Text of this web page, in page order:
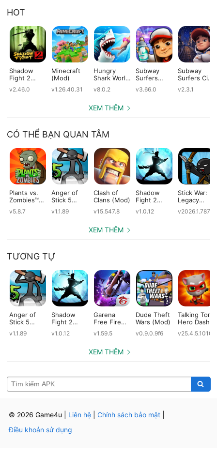
HOT
Shadow
Fight 2
v2.46.0
Minecraft
(Mod)
v1.26.40.31
Hungry
Shark World
v8.0.2
Subway
Surfers
v3.66.0
Subway
Surfers City
v2.3.1
XEM THÊM
CÓ THỂ BẠN QUAN TÂM
Plants vs.
Zombies™
v5.8.7
Anger of
Stick 5
v1.1.89
Clash of
Clans (Mod)
v15.547.8
Shadow
Fight 2
Edition
v1.0.12
Stick War:
Legacy
v2026.1.787
XEM THÊM
TƯƠNG TỰ
Anger of
Stick 5
v1.1.89
Shadow
Fight 2
Edition
v1.0.12
Garena
Free Fire
v1.59.5
Dude Theft
Wars (Mod)
v0.9.0.9f6
Talking Tom
Hero Dash
v25.4.5.10109
XEM THÊM
© 2026 Game4u Liên hệ| Chính sách bảo mật|
Điều khoản sử dụng